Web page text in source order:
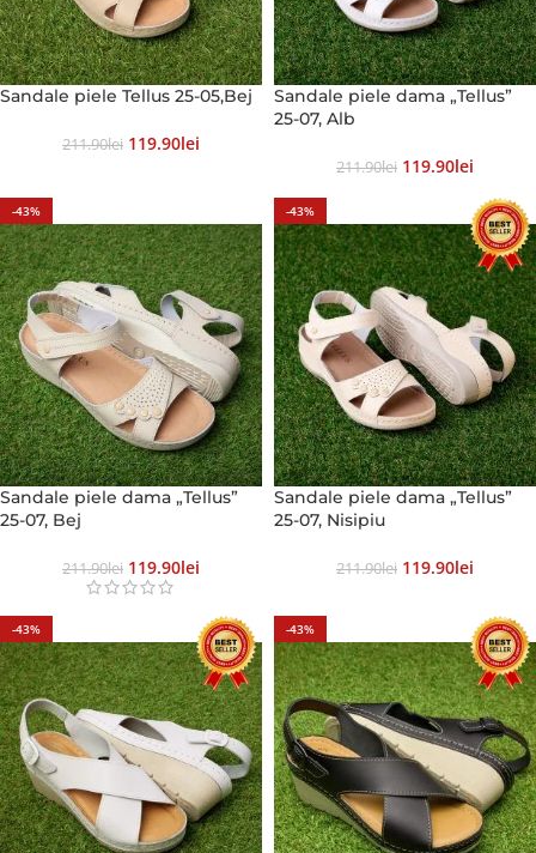
Sandale piele Tellus 25-05,Bej
211.90Lei 119.90Lei
Sandale piele dama „Tellus”
25-07, Alb
211.90Lei 119.90Lei
-43%
Sandale piele dama „Tellus”
25-07, Bej
211.90Lei 119.90Lei
-43%
Sandale piele dama „Tellus”
25-07, Nisipiu
211.90Lei 119.90Lei
-43% -43%